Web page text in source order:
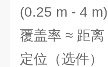
(0.25 m - 4
覆盖率 ≈ 距离
定位（选件）